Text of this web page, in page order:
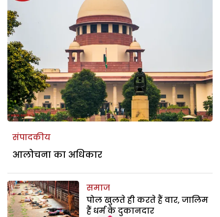
संपादकीय
आलोचना का अधिकार
समाज
पोल खुलते ही करते हैं वार, जालिम
हैं धर्म के दुकानदार